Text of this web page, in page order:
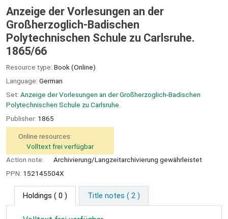
Anzeige der Vorlesungen an der
Großherzoglich-Badischen
Polytechnischen Schule zu Carlsruhe.
1865/66
Resource type: Book (Online)
Language: German
Set: Anzeige der Vorlesungen an der Großherzoglich-Badischen
Polytechnischen Schule zu Carlsruhe.
Publisher: 1865
Online resources:
Volltext frei verfügbar
Action note:
Archivierung/Langzeitarchivierung gewährleistet
PPN: 152145504X
Holdings ( 0 ) Title notes ( 2 )